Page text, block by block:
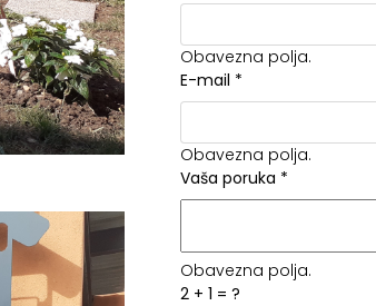
Obavezna polja.
E-mail *
Obavezna polja.
Vaša poruka *
Obavezna polja.
2 + 1 = ?